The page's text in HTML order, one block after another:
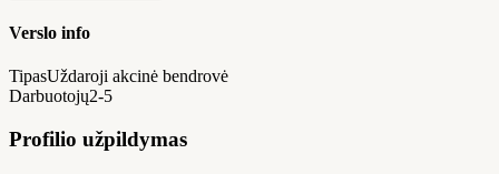
Verslo info
TipasUždaroji akcinė bendrovė
Darbuotojų2-5
Profilio užpildymas